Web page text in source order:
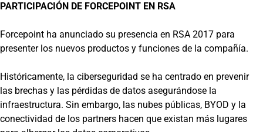
PARTICIPACIÓN DE FORCEPOINT EN RSA
Forcepoint ha anunciado su presencia en RSA 2017 para
presenter los nuevos productos y funciones de la compañía.
Históricamente, la ciberseguridad se ha centrado en prevenir
las brechas y las pérdidas de datos asegurándose la
infraestructura. Sin embargo, las nubes públicas, BYOD y la
conectividad de los partners hacen que existan más lugares